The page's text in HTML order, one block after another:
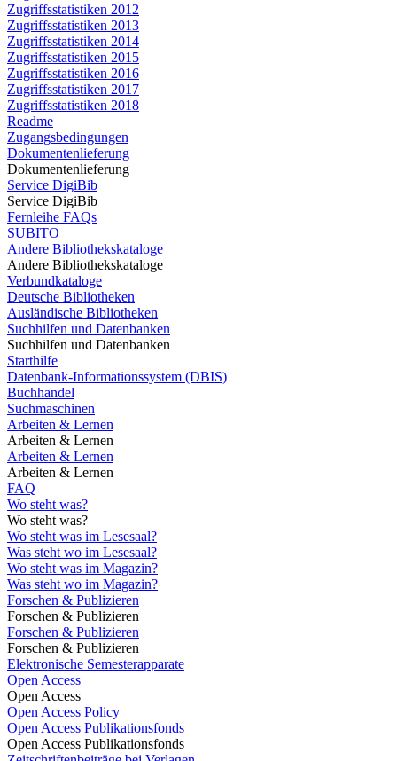
Zugriffsstatistiken 2012
Zugriffsstatistiken 2013
Zugriffsstatistiken 2014
Zugriffsstatistiken 2015
Zugriffsstatistiken 2016
Zugriffsstatistiken 2017
Zugriffsstatistiken 2018
Readme
Zugangsbedingungen
Dokumentenlieferung
Dokumentenlieferung
Service DigiBib
Service DigiBib
Fernleihe FAQs
SUBITO
Andere Bibliothekskataloge
Andere Bibliothekskataloge
Verbundkataloge
Deutsche Bibliotheken
Ausländische Bibliotheken
Suchhilfen und Datenbanken
Suchhilfen und Datenbanken
Starthilfe
Datenbank-Informationssystem (DBIS)
Buchhandel
Suchmaschinen
Arbeiten & Lernen
Arbeiten & Lernen
Arbeiten & Lernen
Arbeiten & Lernen
FAQ
Wo steht was?
Wo steht was?
Wo steht was im Lesesaal?
Was steht wo im Lesesaal?
Wo steht was im Magazin?
Was steht wo im Magazin?
Forschen & Publizieren
Forschen & Publizieren
Forschen & Publizieren
Forschen & Publizieren
Elektronische Semesterapparate
Open Access
Open Access
Open Access Policy
Open Access Publikationsfonds
Open Access Publikationsfonds